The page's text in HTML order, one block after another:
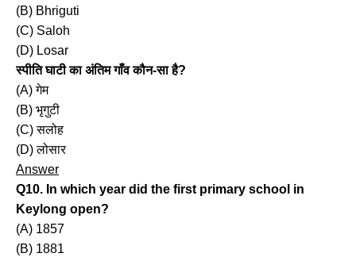
(B) Bhriguti
(C) Saloh
(D) Losar
स्पीति घाटी का अंतिम गाँव कौन-सा है?
(A) गेम
(B) भृगुटी
(C) सलोह
(D) लोसार
Answer
Q10. In which year did the first primary school in
Keylong open?
(A) 1857
(B) 1881